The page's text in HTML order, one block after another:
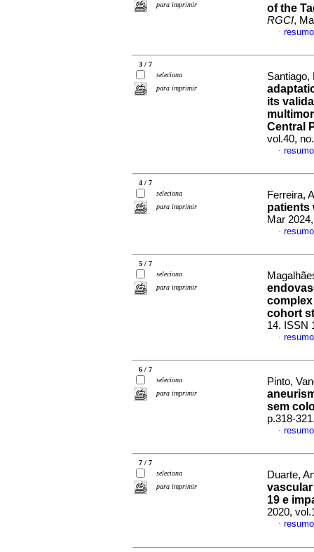
para imprimir
of the
RGCI,
·
3 / 7
seleciona
para imprimir
its
Central
vol.40,
·
4 / 7
seleciona
para imprimir
Ferreira,
patients
Mar
·
5 / 7
seleciona
para imprimir
cohort
14. ISSN
·
6 / 7
seleciona
para imprimir
Pinto,
sem
p.318-
·
7 / 7
seleciona
para imprimir
Duarte,
vascular
19 e
2020,
·